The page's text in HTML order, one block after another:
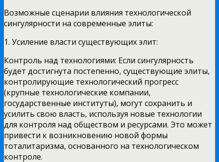
Возможные сценарии влияния технологической
сингулярности на современные элиты:
1. Усиление власти существующих элит:
Контроль над технологиями: Если сингулярность
будет достигнута постепенно, существующие элиты,
контролирующие технологический прогресс
(крупные технологические компании,
государственные институты), могут сохранить и
усилить свою власть, используя новые технологии
для контроля над обществом и ресурсами. Это может
привести к возникновению новой формы
тоталитаризма, основанного на технологическом
контроле.